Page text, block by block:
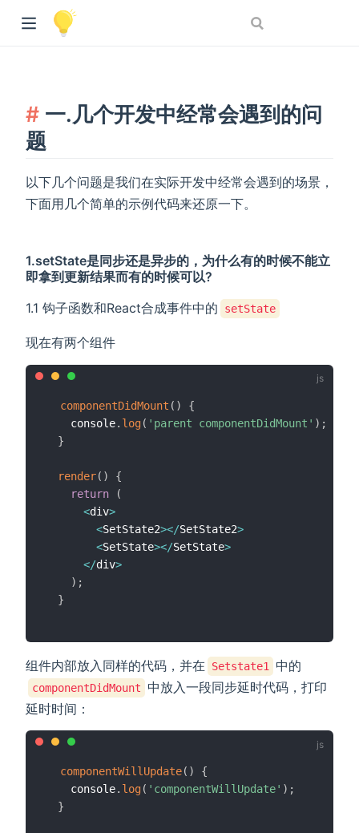
一.几个开发中经常会遇到的问
题
以下几个问题是我们在实际开发中经常会遇到的场景，
下面用几个简单的示例代码来还原一下。
1.setState是同步还是异步的，为什么有的时候不能立
即拿到更新结果而有的时候可以?
1.1 钩子函数和React合成事件中的
setState
现在有两个组件
componentDidMount ( )
{
    console
. log( 'parent componentDidMount' ) ;
}
render( )
{
return
(
<div>
<SetState2></SetState2>
<SetState></SetState>
</div>
) ;
}
组件内部放入同样的代码，并在 Setstate1 中的
componentDidMount 中放入一段同步延时代码，打印
延时时间：
componentWillUpdate( )
{
    console
. log( 'componentWillUpdate' ) ;
}